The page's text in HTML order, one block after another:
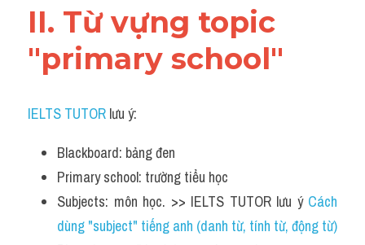
II. Từ vựng topic
"primary school"
IELTS TUTOR lưu ý:
Blackboard: bảng đen
Primary school: trường tiểu học
Subjects: môn học. >> IELTS TUTOR lưu ý Cách
dùng "subject" tiếng anh (danh từ, tính từ, động từ)